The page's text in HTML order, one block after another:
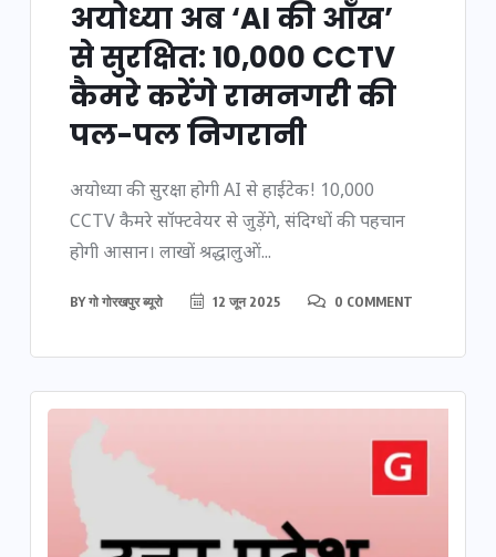
अयोध्या अब ‘AI की आँख’
से सुरक्षित: 10,000 CCTV
कैमरे करेंगे रामनगरी की
पल-पल निगरानी
अयोध्या की सुरक्षा होगी AI से हाईटेक! 10,000
CCTV कैमरे सॉफ्टवेयर से जुड़ेंगे, संदिग्धों की पहचान
होगी आसान। लाखों श्रद्धालुओं...
BYगो गोरखपुर ब्यूरो 12 जून 2025 0 COMMENT